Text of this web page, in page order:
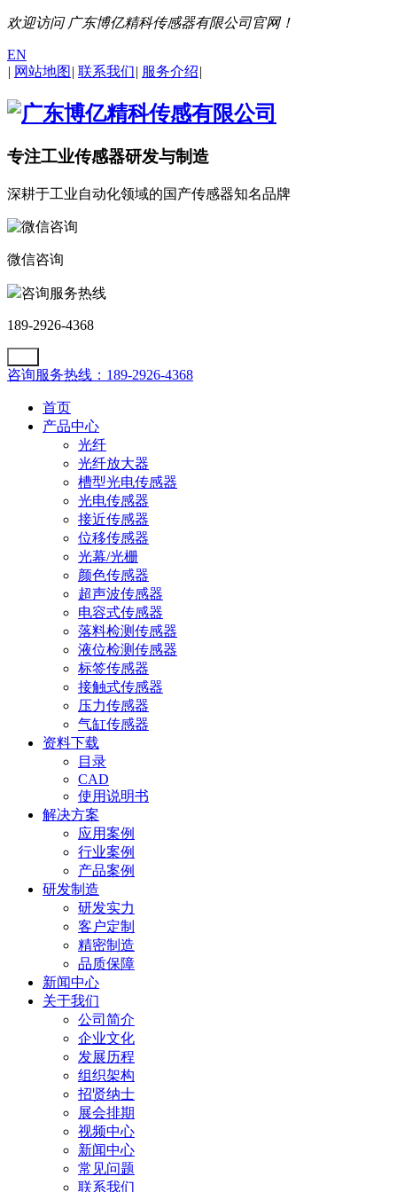
欢迎访问 广东博亿精科传感器有限公司官网！
EN
| 网站地图 | 联系我们| 服务介绍|
专注工业传感器研发与制造
深耕于工业自动化领域的国产传感器知名品牌
微信咨询
咨询服务热线
189-2926-4368
咨询服务热线：189-2926-4368
首页
产品中心
光纤
光纤放大器
槽型光电传感器
光电传感器
接近传感器
位移传感器
光幕/光栅
颜色传感器
超声波传感器
电容式传感器
落料检测传感器
液位检测传感器
标签传感器
接触式传感器
压力传感器
气缸传感器
资料下载
目录
CAD
使用说明书
解决方案
应用案例
行业案例
产品案例
研发制造
研发实力
客户定制
精密制造
品质保障
新闻中心
关于我们
公司简介
企业文化
发展历程
组织架构
招贤纳士
展会排期
视频中心
新闻中心
常见问题
联系我们